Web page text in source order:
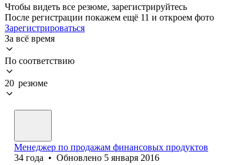
Чтобы видеть все резюме, зарегистрируйтесь
После регистрации покажем ещё 11 и откроем фото
Зарегистрироваться
За всё время
По соответствию
20 резюме
Менеджер по продажам финансовых продуктов
34 года • Обновлено 5 января 2016